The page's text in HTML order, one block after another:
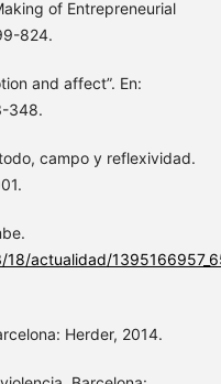
of Entrepreneurial
824.
and affect”. En:
348.
campo y reflexividad.
actualidad/
Herder, 2014.